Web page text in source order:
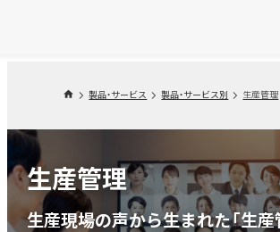
製品・サービス 製品・サービス別 生産管理
生産管理
生産現場の声から生まれた「生